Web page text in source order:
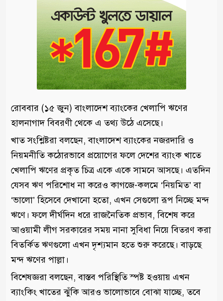
রোববার (১৫ জুন) বাংলাদেশ ব্যাংকের খেলাপি ঋণের
হালনাগাদ বিবরণী থেকে এ তথ্য উঠে এসেছে।
খাত সংশ্লিষ্টরা বলছেন, বাংলাদেশ ব্যাংকের নজরদারি ও
নিয়মনীতি কঠোরভাবে প্রয়োগের ফলে দেশের ব্যাংক খাতে
খেলাপি ঋণের প্রকৃত চিত্র একে একে সামনে আসছে। এতদিন
যেসব ঋণ পরিশোধ না করেও কাগজে-কলমে ‘নিয়মিত’ বা
‘ভালো’ হিসেবে দেখানো হতো, এখন সেগুলো রূপ নিচ্ছে মন্দ
ঋণে। ফলে দীর্ঘদিন ধরে রাজনৈতিক প্রভাব, বিশেষ করে
আওয়ামী লীগ সরকারের সময় নানা সুবিধা নিয়ে বিতরণ করা
বিতর্কিত ঋণগুলো এখন দৃশ্যমান হতে শুরু করেছে। বাড়ছে
মন্দ ঋণের পাল্লা।
বিশেষজ্ঞরা বলছেন, বাস্তব পরিস্থিতি স্পষ্ট হওয়ায় এখন
ব্যাংকিং খাতের ঝুঁকি আরও ভালোভাবে বোঝা যাচ্ছে, তবে